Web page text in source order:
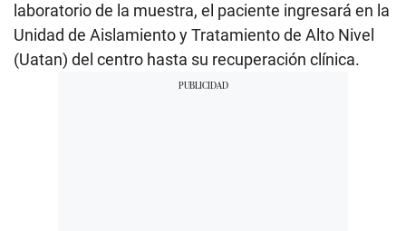
laboratorio de la muestra, el paciente ingresará en la
Unidad de Aislamiento y Tratamiento de Alto Nivel
(Uatan) del centro hasta su recuperación clínica.